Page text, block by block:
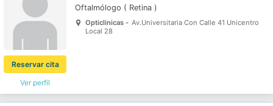
Ver perfil
Reservar cita
Oftalmólogo ( Retina )
Opticlinicas - Av.Universitaria Con Calle 41 Unicentro
Local 28